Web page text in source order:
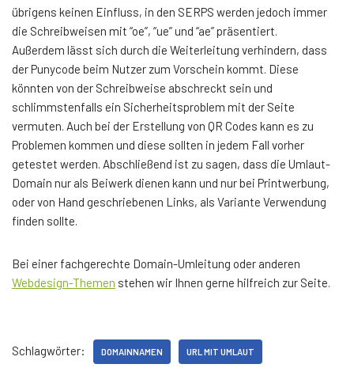
übrigens keinen Einfluss, in den SERPS werden jedoch immer
die Schreibweisen mit “oe”, “ue” und “ae” präsentiert.
Außerdem lässt sich durch die Weiterleitung verhindern, dass
der Punycode beim Nutzer zum Vorschein kommt. Diese
könnten von der Schreibweise abschreckt sein und
schlimmstenfalls ein Sicherheitsproblem mit der Seite
vermuten. Auch bei der Erstellung von QR Codes kann es zu
Problemen kommen und diese sollten in jedem Fall vorher
getestet werden. Abschließend ist zu sagen, dass die Umlaut-
Domain nur als Beiwerk dienen kann und nur bei Printwerbung,
oder von Hand geschriebenen Links, als Variante Verwendung
finden sollte.
Bei einer fachgerechte Domain-Umleitung oder anderen
Webdesign-Themen stehen wir Ihnen gerne hilfreich zur Seite.
Schlagwörter: DOMAINNAMEN URL MIT UMLAUT